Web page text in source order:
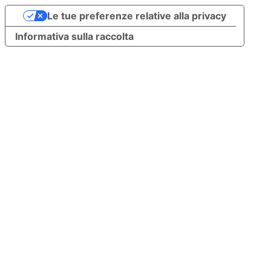
Informativa sulla raccolta
Le tue preferenze relative alla privacy